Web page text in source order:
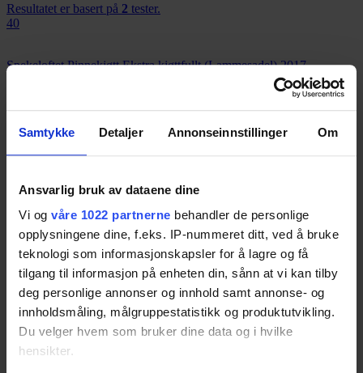
Samtykke Detaljer Annonseinnstillinger Om
Ansvarlig bruk av dataene dine
Vi og våre 1022 partnerne behandler de personlige
opplysningene dine, f.eks. IP-nummeret ditt, ved å bruke
teknologi som informasjonskapsler for å lagre og få
tilgang til informasjon på enheten din, sånn at vi kan tilby
deg personlige annonser og innhold samt annonse- og
innholdsmåling, målgruppestatistikk og produktutvikling.
Du velger hvem som bruker dine data og i hvilke
hensikter.
Resultatet er basert på 2 tester.
40
Spekeloftet Pinnekjøtt Ekstra kjøttfullt (Lammesadel) 2017
40
40
Gilde urøkt Pinnekjøtt 2017
Resultatet er basert på2tester.
30
First Price Pinnekjøtt 2017
Resultatet er basert på